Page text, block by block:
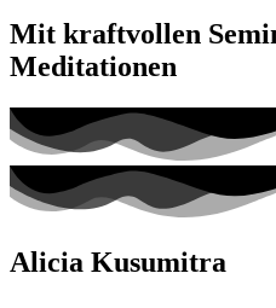
Mit kraftvollen
Meditationen
Alicia Kusumitra